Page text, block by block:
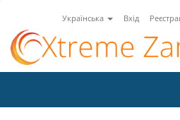
Українська Вхід